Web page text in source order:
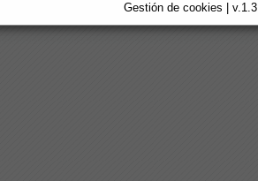
Gestión de cookies | v.1.3